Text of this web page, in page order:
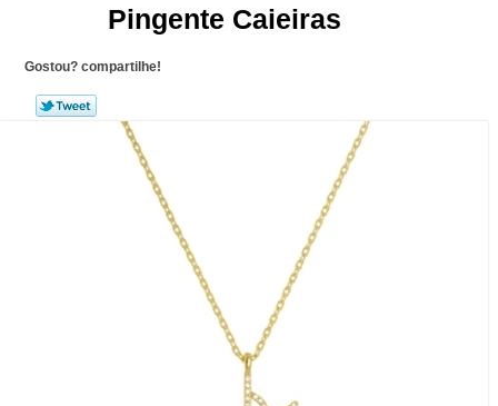
Pingente Caieiras
Gostou? compartilhe!